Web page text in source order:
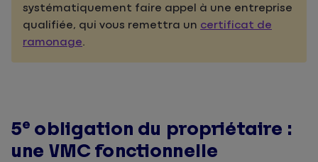
systématiquement faire appel à une entreprise
qualifiée, qui vous remettra un certificat de
ramonage.
5e obligation du propriétaire :
une VMC fonctionnelle